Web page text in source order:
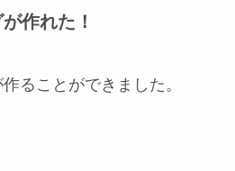
作れた！
ることができました。